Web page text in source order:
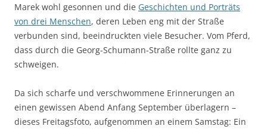
Marek wohl gesonnen und die Geschichten und Porträts
von drei Menschen, deren Leben eng mit der Straße
verbunden sind, beeindruckten viele Besucher. Vom Pferd,
dass durch die Georg-Schumann-Straße rollte ganz zu
schweigen.
Da sich scharfe und verschwommene Erinnerungen an
einen gewissen Abend Anfang September überlagern –
dieses Freitagsfoto, aufgenommen an einem Samstag: Ein